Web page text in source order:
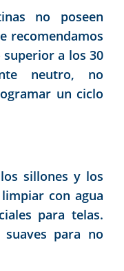
no poseen
recomendamos
a los 30
neutro, no
un ciclo
sillones y los
con agua
para telas.
para no